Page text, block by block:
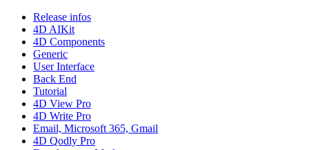
Release infos
4D AIKit
4D Components
Generic
User Interface
Back End
Tutorial
4D View Pro
4D Write Pro
Email, Microsoft 365, Gmail
4D Qodly Pro